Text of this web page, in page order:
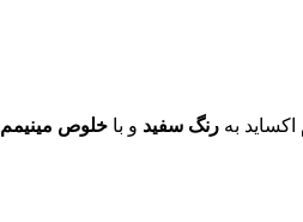
اکساید به رنگ سفید و با خلوص مینیمم 99.7%